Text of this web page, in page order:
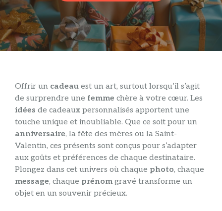
Offrir un cadeau est un art, surtout lorsqu’il s’agit
de surprendre une femme chère à votre cœur. Les
idées de cadeaux personnalisés apportent une
touche unique et inoubliable. Que ce soit pour un
anniversaire, la fête des mères ou la Saint-
Valentin, ces présents sont conçus pour s’adapter
aux goûts et préférences de chaque destinataire.
Plongez dans cet univers où chaque photo, chaque
message, chaque prénomgravé transforme un
objet en un souvenir précieux.